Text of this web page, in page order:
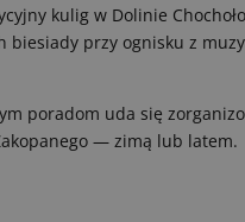
kulig w Dolinie
przy ognisku z
poradom uda się
— zimą lub latem.